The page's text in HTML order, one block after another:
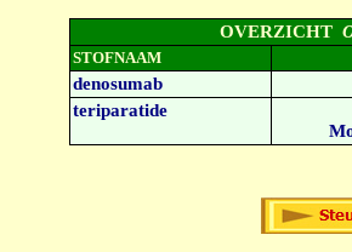
OVERZICHT
STOFNAAM
denosumab
teriparatide